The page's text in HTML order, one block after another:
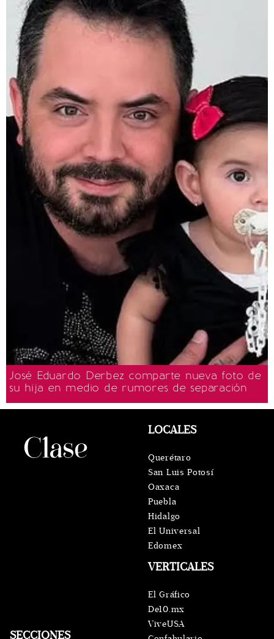
José Eduardo Derbez comparte nueva foto de
su hija en medio de rumores de separación
SECCIONES
VERTICALES
El Gráfico
De10.mx
ViveUSA
LOCALES
Querétaro
San Luis Potosí
Oaxaca
Puebla
Hidalgo
El Universal
Edomex